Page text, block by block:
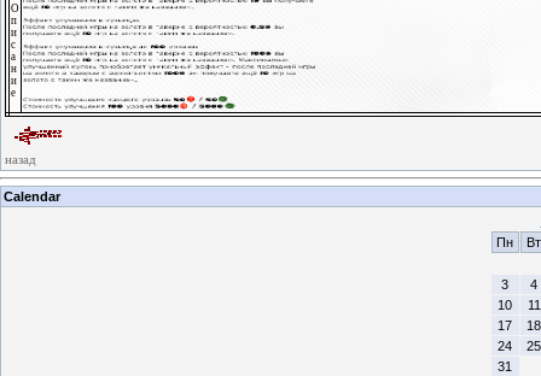
О
п
и
с
а
н
и
е
назад
Calendar
Пн
Вт
3
4
10
11
17
18
24
25
31